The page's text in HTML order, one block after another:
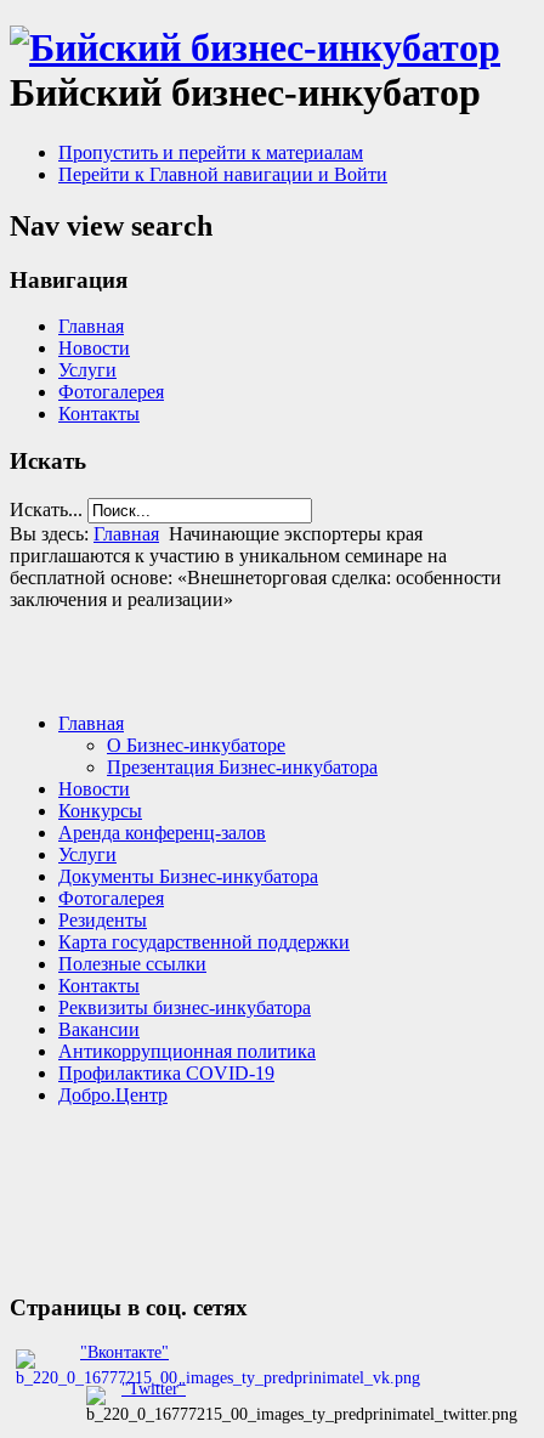
Бийский бизнес-инкубатор
Пропустить и перейти к материалам
Перейти к Главной навигации и Войти
Nav view search
Навигация
Главная
Новости
Услуги
Фотогалерея
Контакты
Искать
Искать...
Вы здесь: Главная Начинающие экспортеры края
приглашаются к участию в уникальном семинаре на
бесплатной основе: «Внешнеторговая сделка: особенности
заключения и реализации»
Главная
О Бизнес-инкубаторе
Презентация Бизнес-инкубатора
Новости
Конкурсы
Аренда конференц-залов
Услуги
Документы Бизнес-инкубатора
Фотогалерея
Резиденты
Карта государственной поддержки
Полезные ссылки
Контакты
Реквизиты бизнес-инкубатора
Вакансии
Антикоррупционная политика
Профилактика COVID-19
Добро.Центр
Страницы в соц. сетях
"Вконтакте"
"Twitter"